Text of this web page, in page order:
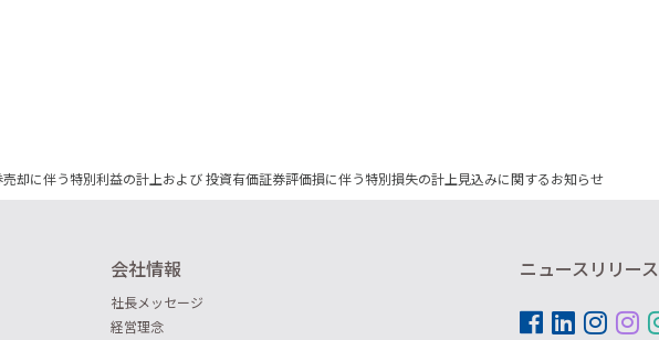
却に伴う特別利益の計上および 投資有価証券評価損に伴う特別損失の計上見込みに関するお知らせ
会社情報
社長メッセージ
経営理念
ニュースリリース